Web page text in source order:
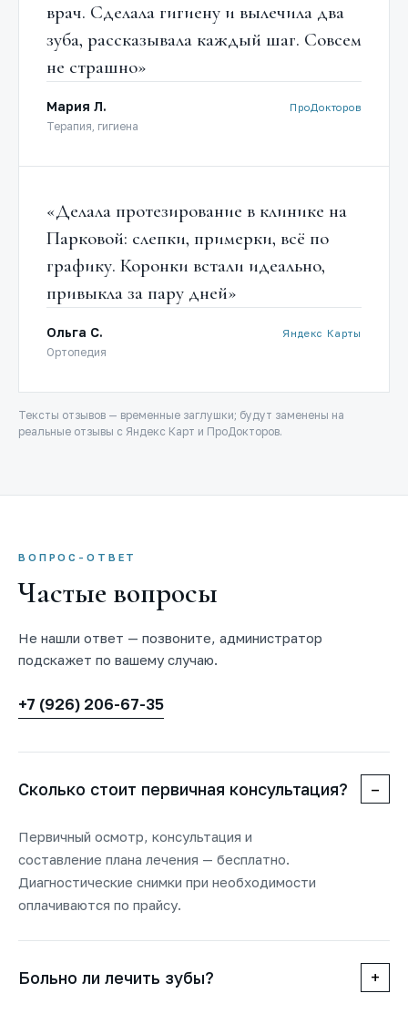
врач. Сделала гигиену и вылечила два
зуба, рассказывала каждый шаг. Совсем
не страшно»
Мария Л.
Терапия, гигиена
ПроДокторов
«Делала протезирование в клинике на
Парковой: слепки, примерки, всё по
графику. Коронки встали идеально,
привыкла за пару дней»
Ольга С.
Ортопедия
Яндекс Карты
Тексты отзывов — временные заглушки; будут заменены на
реальные отзывы с Яндекс Карт и ПроДокторов.
ВОПРОС-ОТВЕТ
Частые вопросы
Не нашли ответ — позвоните, администратор
подскажет по вашему случаю.
+7 (926) 206-67-35
Сколько стоит первичная консультация? –
Первичный осмотр, консультация и
составление плана лечения — бесплатно.
Диагностические снимки при необходимости
оплачиваются по прайсу.
Больно ли лечить зубы? +